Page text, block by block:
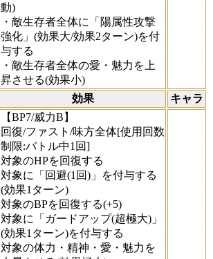
動)
・敵生存者全体に「陽属性攻撃
強化」(効果大/効果2ターン)を付
与する
・敵生存者全体の愛・魅力を上
昇させる(効果小)
効果 キャラ
【BP7/威力B】
回復/ファスト/味方全体[使用回数
制限:バトル中1回]
対象のHPを回復する
対象に「回避(1回)」を付与する
(効果1ターン)
対象のBPを回復する(+5)
対象に「ガードアップ(超極大)」
(効果1ターン)を付与する
対象の体力・精神・愛・魅力を